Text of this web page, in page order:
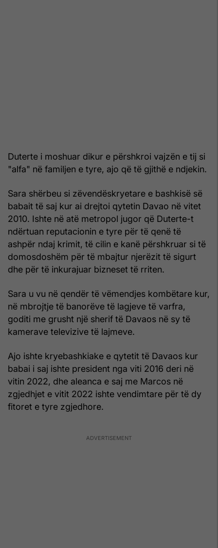
Duterte i moshuar dikur e përshkroi vajzën e tij si
"alfa" në familjen e tyre, ajo që të gjithë e ndjekin.
Sara shërbeu si zëvendëskryetare e bashkisë së
babait të saj kur ai drejtoi qytetin Davao në vitet
2010. Ishte në atë metropol jugor që Duterte-t
ndërtuan reputacionin e tyre për të qenë të
ashpër ndaj krimit, të cilin e kanë përshkruar si të
domosdoshëm për të mbajtur njerëzit të sigurt
dhe për të inkurajuar bizneset të rriten.
Sara u vu në qendër të vëmendjes kombëtare kur,
në mbrojtje të banorëve të lagjeve të varfra,
goditi me grusht një sherif të Davaos në sy të
kamerave televizive të lajmeve.
Ajo ishte kryebashkiake e qytetit të Davaos kur
babai i saj ishte president nga viti 2016 deri në
vitin 2022, dhe aleanca e saj me Marcos në
zgjedhjet e vitit 2022 ishte vendimtare për të dy
fitoret e tyre zgjedhore.